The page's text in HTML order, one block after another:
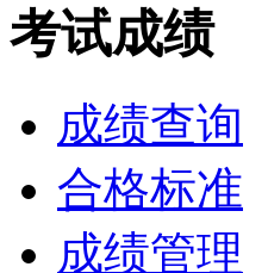
考试成绩
成绩查询
合格标准
成绩管理